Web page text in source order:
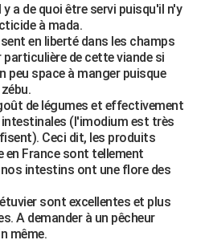
a de quoi être servi puisqu'il n'y
à mada.
en liberté dans les champs
particulière de cette viande si
peu space à manger puisque
de légumes et effectivement
(l'imodium est très
Ceci dit, les produits
en France sont tellement
intestins ont une flore des
sont excellentes et plus
A demander à un pêcheur
même.